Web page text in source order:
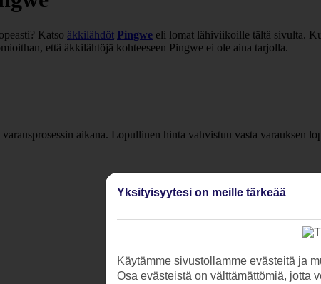
Katso äkkilähdöt Pingwe eli lomat lähiviikoille tältä sivulta.
että äkkilähtöjä kohteeseen Pingwe ei ole aina tarjolla.
aikana. Lopullinen hinta vahvistuu vasta varauksen
Yksityisyytesi on meille tärkeää
Käytämme sivustollamme evästeitä ja
Osa evästeistä on välttämättömiä, jotta